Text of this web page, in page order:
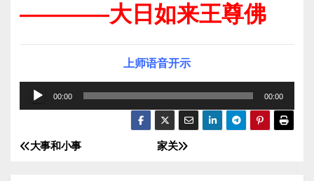
————大日如来王尊佛
上师语音开示
频
放
00:00 00:00
文
家关
大事和小事